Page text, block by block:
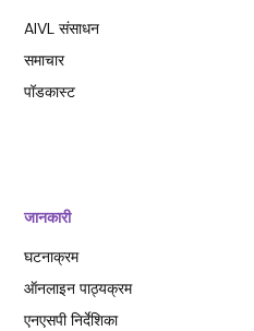
AIVL संसाधन
समाचार
पॉडकास्ट
जानकारी
घटनाक्रम
ऑनलाइन पाठ्यक्रम
एनएसपी निर्देशिका